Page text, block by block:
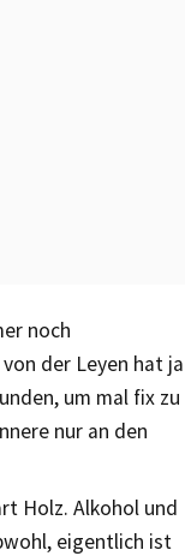
noch
der Leyen hat ja
um mal fix zu
nur an den
Holz. Alkohol und
eigentlich ist